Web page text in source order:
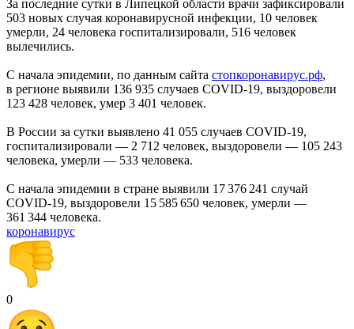
За последние сутки в Липецкой области врачи зафиксировали
503 новых случая коронавирусной инфекции, 10 человек
умерли, 24 человека госпитализировали, 516 человек
вылечились.
С начала эпидемии, по данным сайта стопкоронавирус.рф,
в регионе выявили 136 935 случаев COVID-19, выздоровели
123 428 человек, умер 3 401 человек.
В России за сутки выявлено 41 055 случаев COVID-19,
госпитализировали — 2 712 человек, выздоровели — 105 243
человека, умерли — 533 человека.
С начала эпидемии в стране выявили 17 376 241 случай
COVID-19, выздоровели 15 585 650 человек, умерли —
361 344 человека.
коронавирус
0